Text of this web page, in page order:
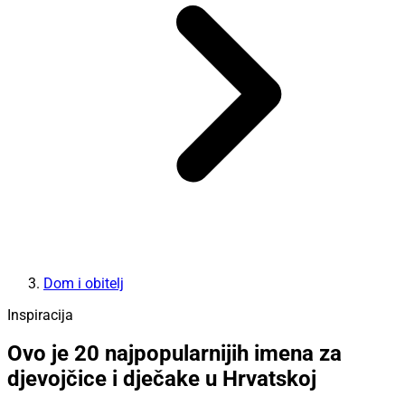
Dom i obitelj
Inspiracija
Ovo je 20 najpopularnijih imena za
djevojčice i dječake u Hrvatskoj